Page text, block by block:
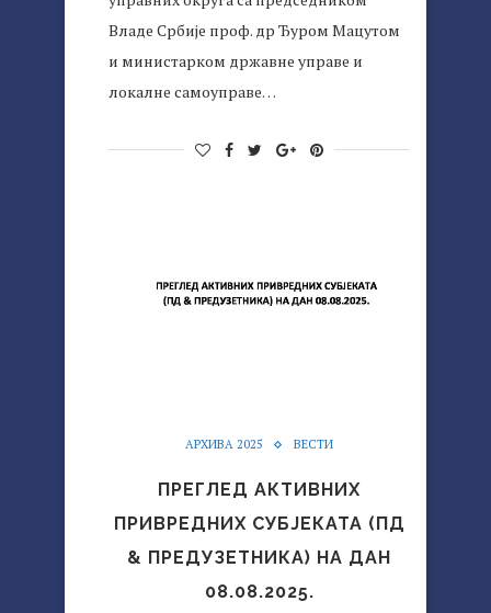
Владе Србије проф. др Ђуром Мацутом
и министарком државне управе и
локалне самоуправе…
АРХИВА 2025 ВЕСТИ
ПРЕГЛЕД АКТИВНИХ
ПРИВРЕДНИХ СУБЈЕКАТА (ПД
& ПРЕДУЗЕТНИКА) НА ДАН
08.08.2025.